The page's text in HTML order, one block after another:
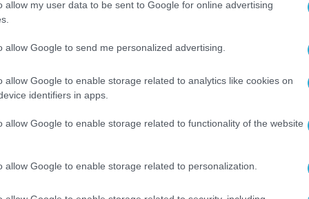
allow my user data to be sent to Google for online advertising
allow Google to send me personalized advertising.
allow Google to enable storage related to analytics like cookies on
identifiers in apps.
allow Google to enable storage related to functionality of the website
allow Google to enable storage related to personalization.